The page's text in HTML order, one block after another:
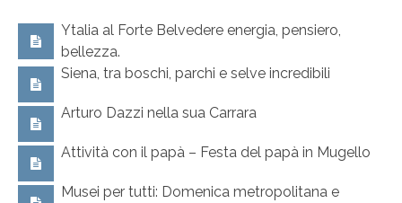
Ytalia al Forte Belvedere energia, pensiero,
bellezza.
Siena, tra boschi, parchi e selve incredibili
Arturo Dazzi nella sua Carrara
Attività con il papà – Festa del papà in Mugello
Musei per tutti: Domenica metropolitana e